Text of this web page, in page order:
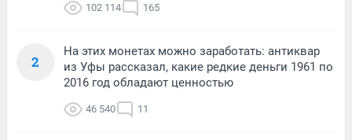
102 114 165
2
На этих монетах можно заработать: антиквар
из Уфы рассказал, какие редкие деньги 1961 по
2016 год обладают ценностью
46 540 11